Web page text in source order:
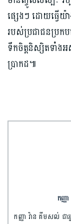
ផ្សេងៗ ដោយធ្វើយ៉
របស់ប្រជាជនប្រ
ទឹកចិត្តនិស្សិតទាំ
ប្រាកដ៕
កញ្
កញ្ញា វ៉ាន គីមសល់ ជ